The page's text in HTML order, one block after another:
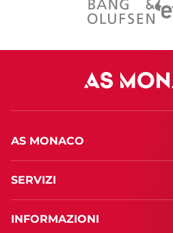
AS MONACO
SERVIZI
INFORMAZIONI